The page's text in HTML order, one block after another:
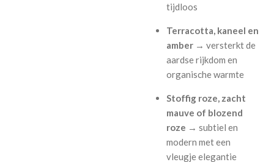
tijdloos
Terracotta, kaneel en
amber→ versterkt de
aardse rijkdom en
organische warmte
Stoffig roze, zacht
mauve of blozend
roze → subtiel en
modern met een
vleugje elegantie